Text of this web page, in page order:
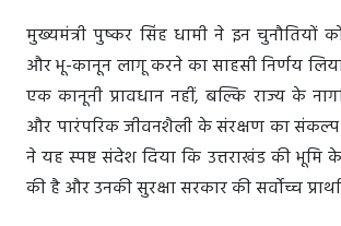
मुख्यमंत्री पुष्कर सिंह धामी ने इन चुनौतियों
और भू-कानून लागू करने का साहसी निर्णय
एक कानूनी प्रावधान नहीं, बल्कि राज्य के
और पारंपरिक जीवनशैली के संरक्षण का संकल्प
ने यह स्पष्ट संदेश दिया कि उत्तराखंड की भूमि
की है और उनकी सुरक्षा सरकार की सर्वोच्च